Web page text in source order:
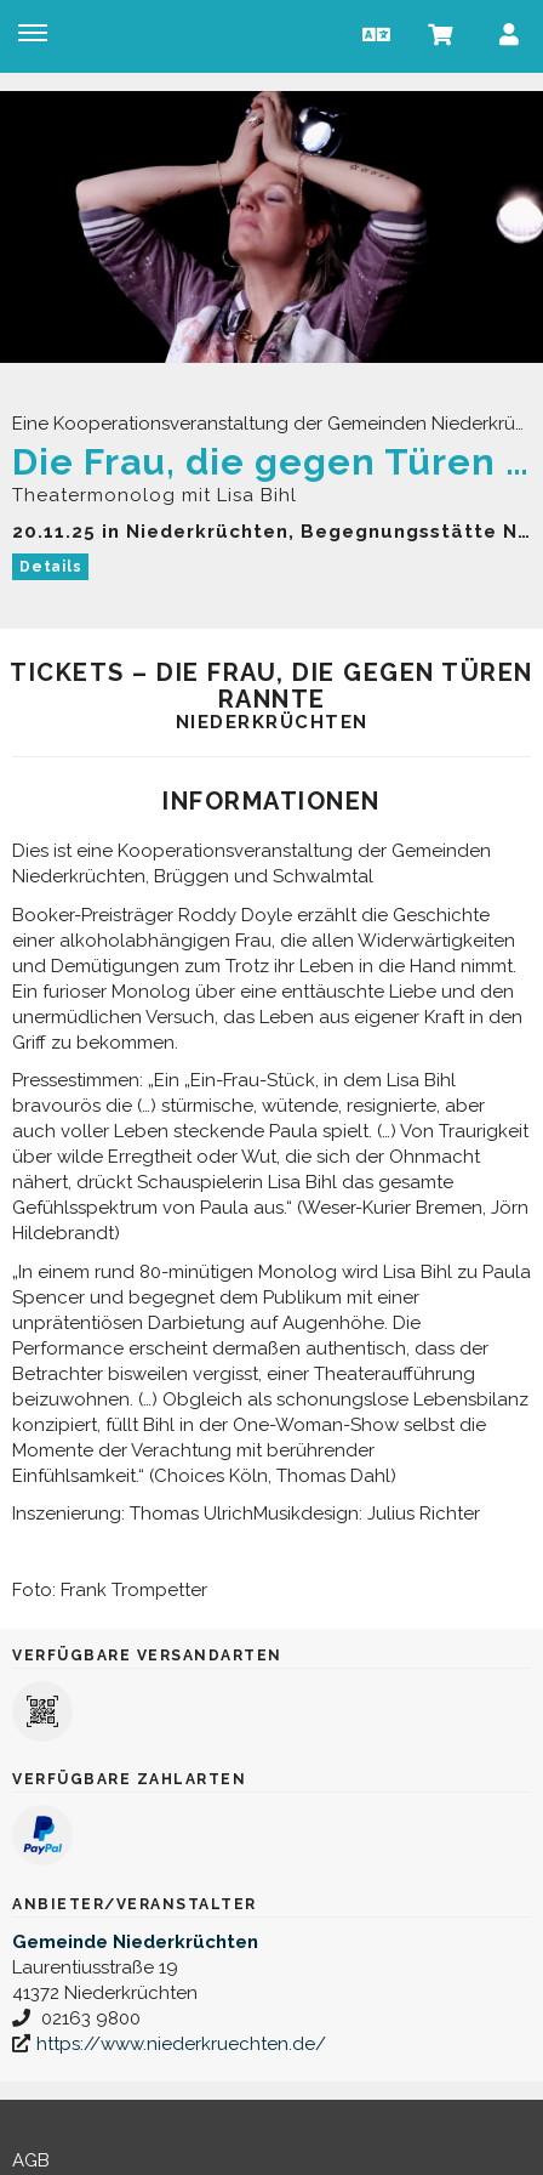
Eine Kooperationsveranstaltung der Gemeinden Niederkrüchten, Brüggen und Schwalmtal
Die Frau, die gegen Türen rannte
Theatermonolog mit Lisa Bihl
20.11.25 in Niederkrüchten, Begegnungsstätte Niederkrüchten
Details
TICKETS – DIE FRAU, DIE GEGEN TÜREN
RANNTE
NIEDERKRÜCHTEN
INFORMATIONEN
Dies ist eine Kooperationsveranstaltung der Gemeinden
Niederkrüchten, Brüggen und Schwalmtal
Booker-Preisträger Roddy Doyle erzählt die Geschichte
einer alkoholabhängigen Frau, die allen Widerwärtigkeiten
und Demütigungen zum Trotz ihr Leben in die Hand nimmt.
Ein furioser Monolog über eine enttäuschte Liebe und den
unermüdlichen Versuch, das Leben aus eigener Kraft in den
Griff zu bekommen.
Pressestimmen: „Ein „Ein-Frau-Stück, in dem Lisa Bihl
bravourös die (…) stürmische, wütende, resignierte, aber
auch voller Leben steckende Paula spielt. (…) Von Traurigkeit
über wilde Erregtheit oder Wut, die sich der Ohnmacht
nähert, drückt Schauspielerin Lisa Bihl das gesamte
Gefühlsspektrum von Paula aus.“ (Weser-Kurier Bremen, Jörn
Hildebrandt)
„In einem rund 80-minütigen Monolog wird Lisa Bihl zu Paula
Spencer und begegnet dem Publikum mit einer
unprätentiösen Darbietung auf Augenhöhe. Die
Performance erscheint dermaßen authentisch, dass der
Betrachter bisweilen vergisst, einer Theateraufführung
beizuwohnen. (…) Obgleich als schonungslose Lebensbilanz
konzipiert, füllt Bihl in der One-Woman-Show selbst die
Momente der Verachtung mit berührender
Einfühlsamkeit.“ (Choices Köln, Thomas Dahl)
Inszenierung: Thomas UlrichMusikdesign: Julius Richter
Foto: Frank Trompetter
VERFÜGBARE VERSANDARTEN
VERFÜGBARE ZAHLARTEN
ANBIETER/VERANSTALTER
Gemeinde Niederkrüchten
Laurentiusstraße 19
41372 Niederkrüchten
02163 9800
https://www.niederkruechten.de/
AGB